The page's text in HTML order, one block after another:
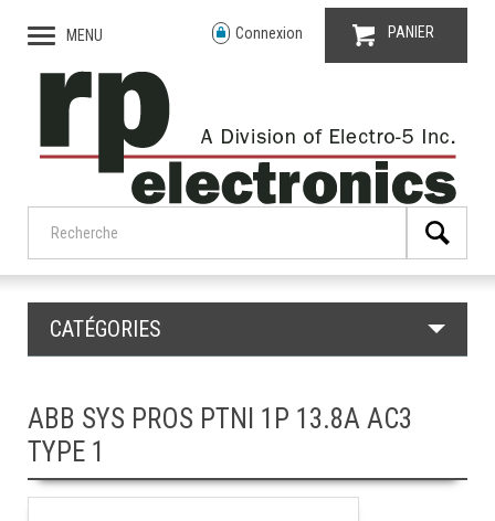
MENU Connexion PANIER
CATÉGORIES
ABB SYS PROS PTNI 1P 13.8A AC3
TYPE 1